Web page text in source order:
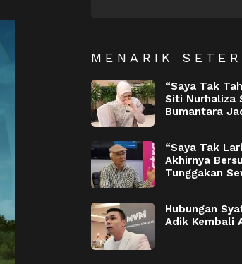
MENARIK
“Saya Tak
Siti Nurhaliza
Bumantara
“Saya Tak
Akhirnya
Tunggakan
Hubungan
Adik Kembali